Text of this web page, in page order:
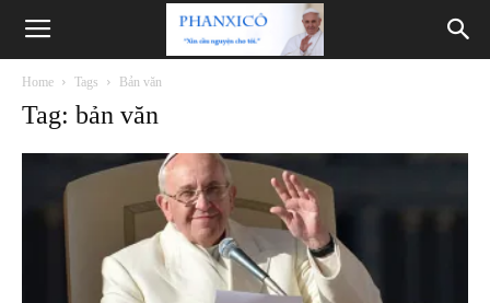
Phanxicô
Home Tags Bản văn
Tag: bản văn